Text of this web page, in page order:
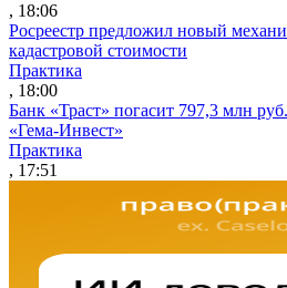
, 18:06
Росреестр предложил новый
кадастровой стоимости
Практика
, 18:00
Банк «Траст» погасит 797,3 млн
«Гема-Инвест»
Практика
, 17:51